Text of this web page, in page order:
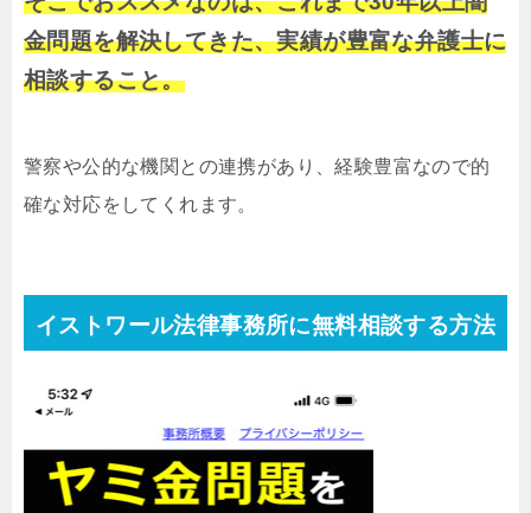
金問題を解決してきた、実績が豊富な弁護士に
相談すること。
警察や公的な機関との連携があり、経験豊富なので的
確な対応をしてくれます。
イストワール法律事務所に無料相談する方法